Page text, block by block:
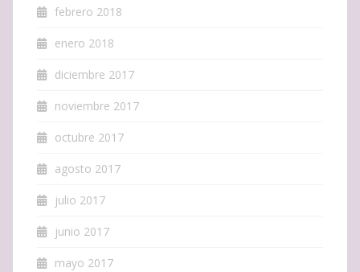
febrero 2018
enero 2018
diciembre 2017
noviembre 2017
octubre 2017
agosto 2017
julio 2017
junio 2017
mayo 2017